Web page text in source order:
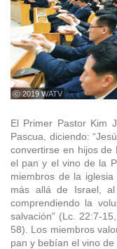
ⓒ 2019 WATV
El Primer Pastor Kim
Pascua, diciendo:
convertirse en hijos de
el pan y el vino de la
miembros de la
más allá de Israel,
comprendiendo la
salvación” (Lc. 22:7-
58). Los miembros
pan y bebían el vino de